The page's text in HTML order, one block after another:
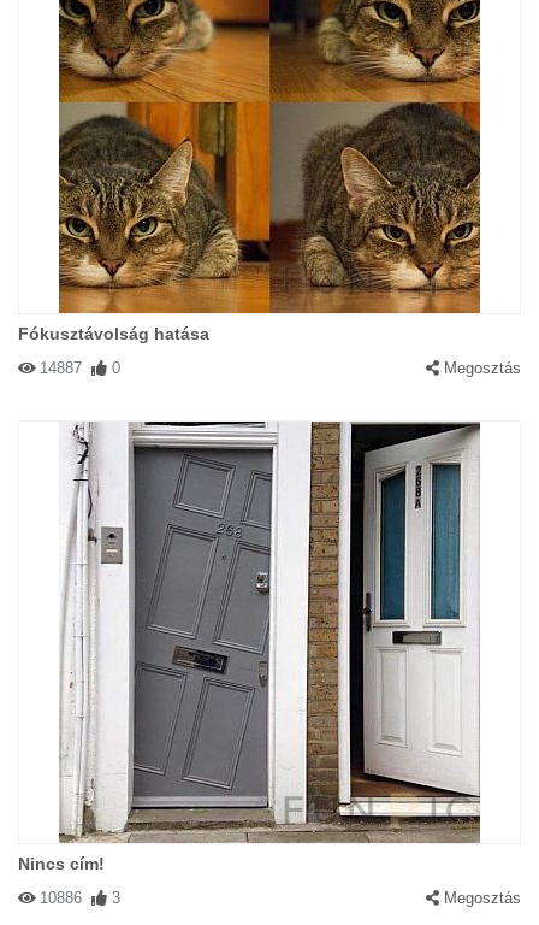
Fókusztávolság hatása
14887 0 Megosztás
Nincs cím!
10886 3 Megosztás